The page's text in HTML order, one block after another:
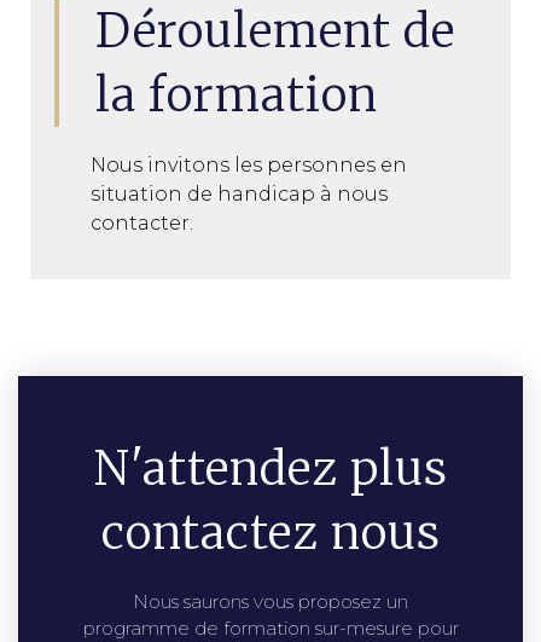
Déroulement de
la formation
Nous invitons les personnes en
situation de handicap à nous
contacter.
N'attendez plus
contactez nous
Nous saurons vous proposez un
programme de formation sur-mesure pour